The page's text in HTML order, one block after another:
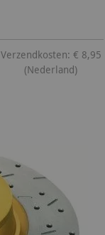
Verzendkosten: € 8,95
(Nederland)